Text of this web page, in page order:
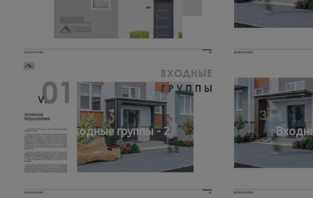
Входные группы - 2